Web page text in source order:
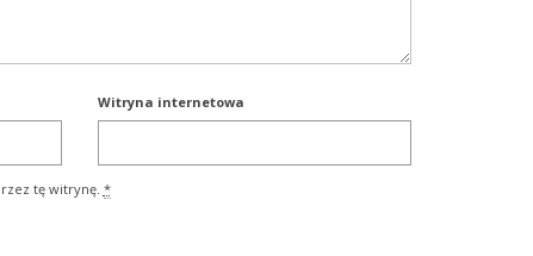
Witryna internetowa
tę witrynę. *